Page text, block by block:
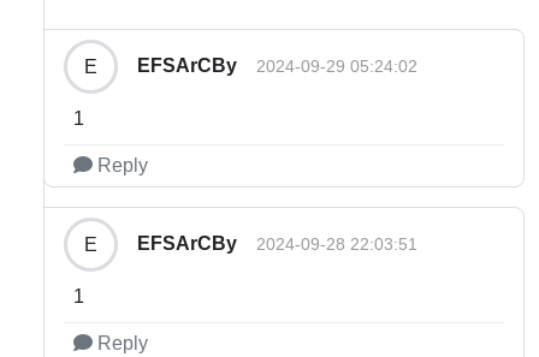
E EFSArCBy 2024-09-29 05:24:02
1
Reply
E EFSArCBy 2024-09-28 22:03:51
1
Reply